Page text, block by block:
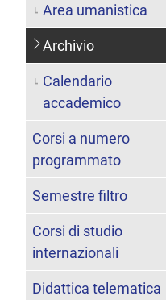
Area umanistica
Archivio
Calendario
accademico
Corsi a numero
programmato
Semestre filtro
Corsi di studio
internazionali
Didattica telematica